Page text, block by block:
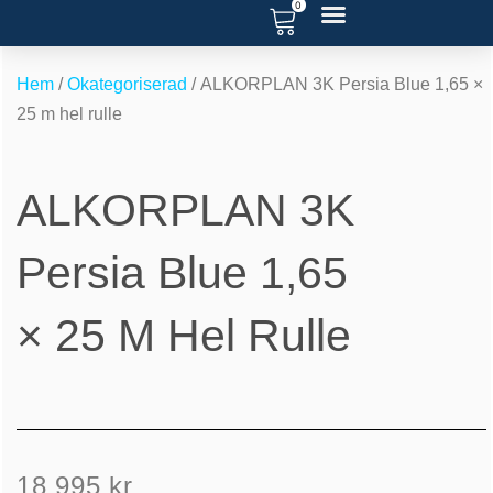
till
innehåll
0
Hem /Okategoriserad / ALKORPLAN 3K Persia Blue 1,65 ×
25 m hel rulle
ALKORPLAN 3K
Persia Blue 1,65
× 25 M Hel Rulle
18 995 kr